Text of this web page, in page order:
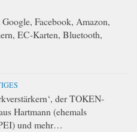
Facebook, Amazon,
EC-Karten, Bluetooth,
der TOKEN-
Hartmann (ehemals
und mehr…